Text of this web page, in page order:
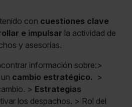
con cuestiones clave
e impulsar la actividad de
y asesorías.
información sobre:>
cambio estratégico. >
> Estrategias
los despachos. > Rol del